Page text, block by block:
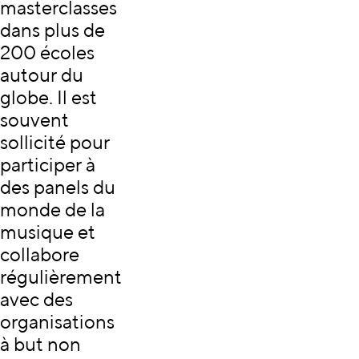
masterclasses
dans plus de
200 écoles
autour du
globe. Il est
souvent
sollicité pour
participer à
des panels du
monde de la
musique et
collabore
régulièrement
avec des
organisations
à but non